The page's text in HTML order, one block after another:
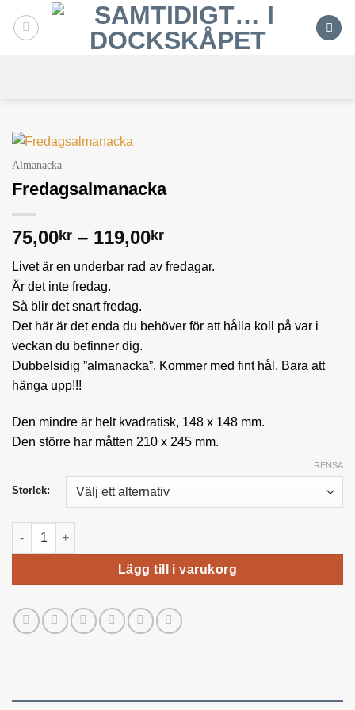
Almanacka
Fredagsalmanacka
75,00kr – 119,00krPrisintervall:
till
Livet är en underbar rad av fredagar.
Är det inte fredag.
Så blir det snart fredag.
Det här är det enda du behöver för att hålla koll på var i
veckan du befinner dig.
Dubbelsidig ”almanacka”. Kommer med fint hål. Bara att
hänga upp!!!
Den mindre är helt kvadratisk, 148 x 148 mm.
Den större har måtten 210 x 245 mm.
Storlek:
RENSA
Fredagsalmanacka mängd
Lägg till i varukorg